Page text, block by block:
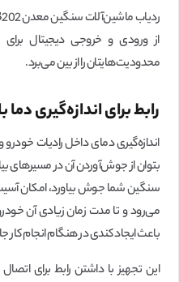
از ورودی و خروجی دیجیتال
محدودیت‌هایتان را از بین می‌برد.
رابط برای اندازه‌‌گیری
اندازه‌گیری دمای داخل رادیات
بتوان از جوش‌آوردن آن در مسیرهای
سنگین شما جوش بیاورد، امکان
می‌رود و تا مدت زمان زیادی آن
باعث ایجاد کندی در هنگام انجام